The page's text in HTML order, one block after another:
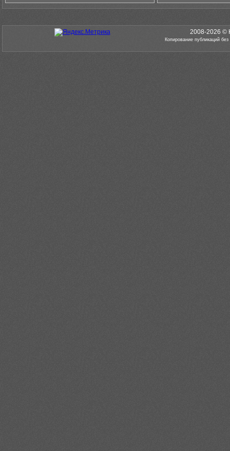
2008-2026 ©
Копирование публикаций